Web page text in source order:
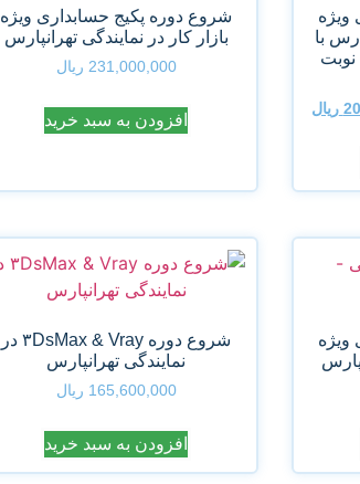
ویژه
با
نوبت
ریال
شروع دوره پکیج حسابداری ویژه
بازار کار در نمایندگی تهرانپارس
231,000,000 ریال
افزودن به سبد خرید
ویژه
شروع دوره ۳DsMax & Vray در
نمایندگی تهرانپارس
165,600,000 ریال
افزودن به سبد خرید